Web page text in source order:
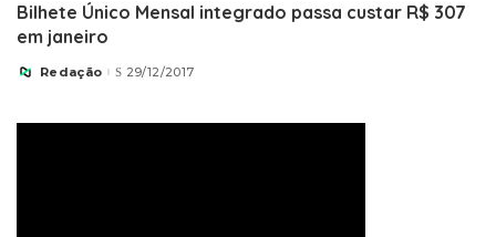
Bilhete Único Mensal integrado passa custar R$ 307
em janeiro
Posted
Redação 29/12/2017